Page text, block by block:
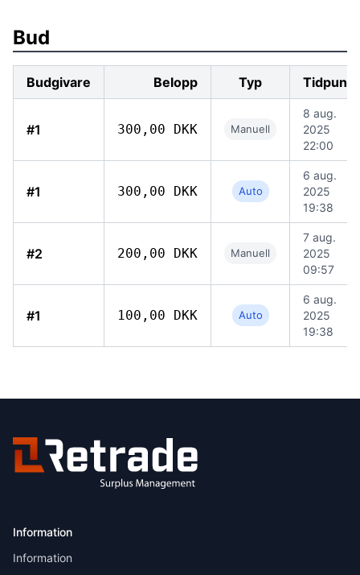
Bud
Budgivare Belopp Typ Tidpunkt
#1 300,00 DKK Manuell
8 aug.
2025
22:00
#1 300,00 DKK Auto
6 aug.
2025
19:38
#2 200,00 DKK Manuell
7 aug.
2025
09:57
#1 100,00 DKK Auto
6 aug.
2025
19:38
Information
Information